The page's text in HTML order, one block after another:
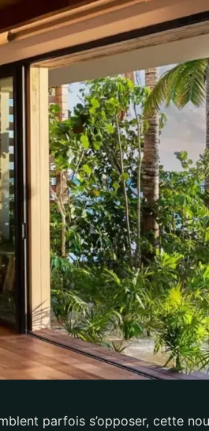
parfois s’opposer, cette